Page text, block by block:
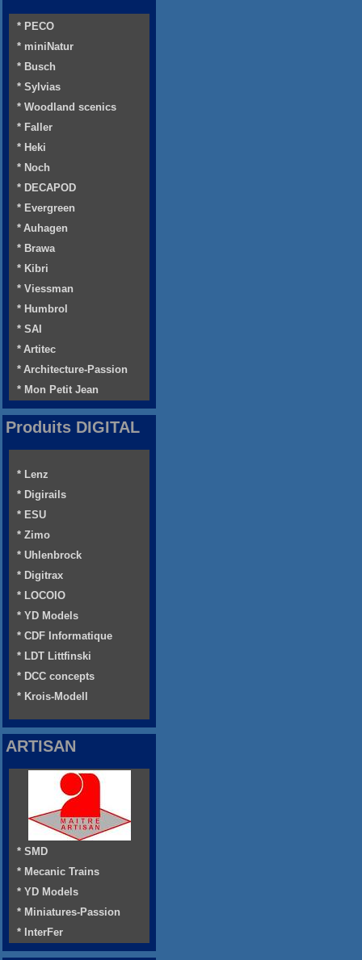
* PECO
* miniNatur
* Busch
* Sylvias
* Woodland scenics
* Faller
* Heki
* Noch
* DECAPOD
* Evergreen
* Auhagen
* Brawa
* Kibri
* Viessman
* Humbrol
* SAI
* Artitec
* Architecture-Passion
* Mon Petit Jean
Produits DIGITAL
* Lenz
* Digirails
* ESU
* Zimo
* Uhlenbrock
* Digitrax
* LOCOIO
* YD Models
* CDF Informatique
* LDT Littfinski
* DCC concepts
* Krois-Modell
ARTISAN
* SMD
* Mecanic Trains
* YD Models
* Miniatures-Passion
* InterFer